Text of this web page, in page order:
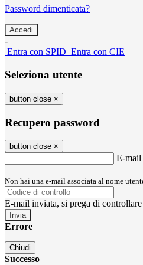
Password dimenticata?
-
Entra con SPID Entra con CIE
Seleziona utente
button close ×
Recupero password
button close ×
E-mail
Non hai una e-mail associata al nome
E-mail inviata, si prega di
Errore
Chiudi
Successo